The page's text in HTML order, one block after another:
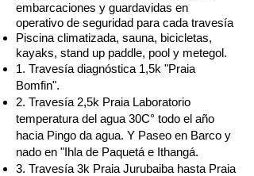
embarcaciones y guardavidas en
operativo de seguridad para cada travesía
Piscina climatizada, sauna, bicicletas,
kayaks, stand up paddle, pool y metegol.
1. Travesía diagnóstica 1,5k "Praia
Bomfin".
2. Travesía 2,5k Praia Laboratorio
temperatura del agua 30C° todo el año
hacia Pingo da agua. Y Paseo en Barco y
nado en "Ihla de Paquetá e Ithangá.
3. Travesía 3k Praia Jurubaiba hasta Praia